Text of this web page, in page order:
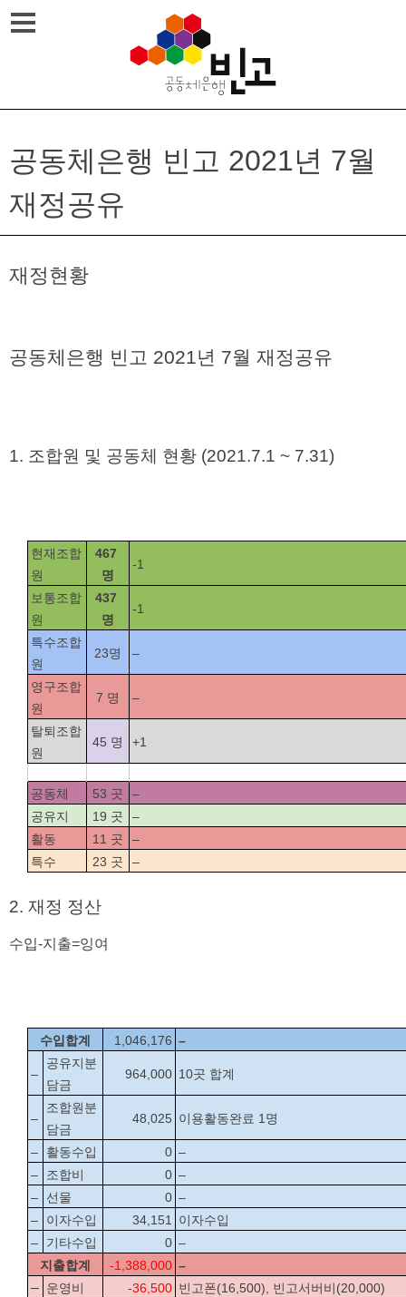
Skip
to
공동체은행 빈고 2021년 7월
재정공유
재정현황
공동체은행 빈고 2021년 7월 재정공유
1. 조합원 및 공동체 현황 (2021.7.1 ~ 7.31)
현재조합
원
467
명
-1
보통조합
원
437
명
-1
특수조합
원
23명 –
영구조합
원
7 명 –
탈퇴조합
원
45 명 +1
공동체 53 곳
–
공유지
19 곳
–
활동
11 곳
–
특수
23 곳 –
2. 재정 정산
수입-지출=잉여
수입합계 1,046,176 –
–
공유지분
담금
964,000 10곳 합계
–
조합원분
담금
48,025 이용활동완료 1명
– 활동수입 0 –
–
조합비 0 –
–
선물 0 –
–
이자수입 34,151 이자수입
–
기타수입 0 –
지출합계
-1,388,000 –
– 운영비 -36,500 빈고폰(16,500), 빈고서버비(20,000)